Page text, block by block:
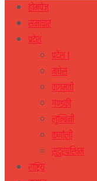
होमपेज
समाचार
प्रदेश
प्रदेश १
मधेस
वागमती
गण्डकी
लुम्बिनी
कर्णाली
सुदुरपस्चिम
राष्ट्रिय